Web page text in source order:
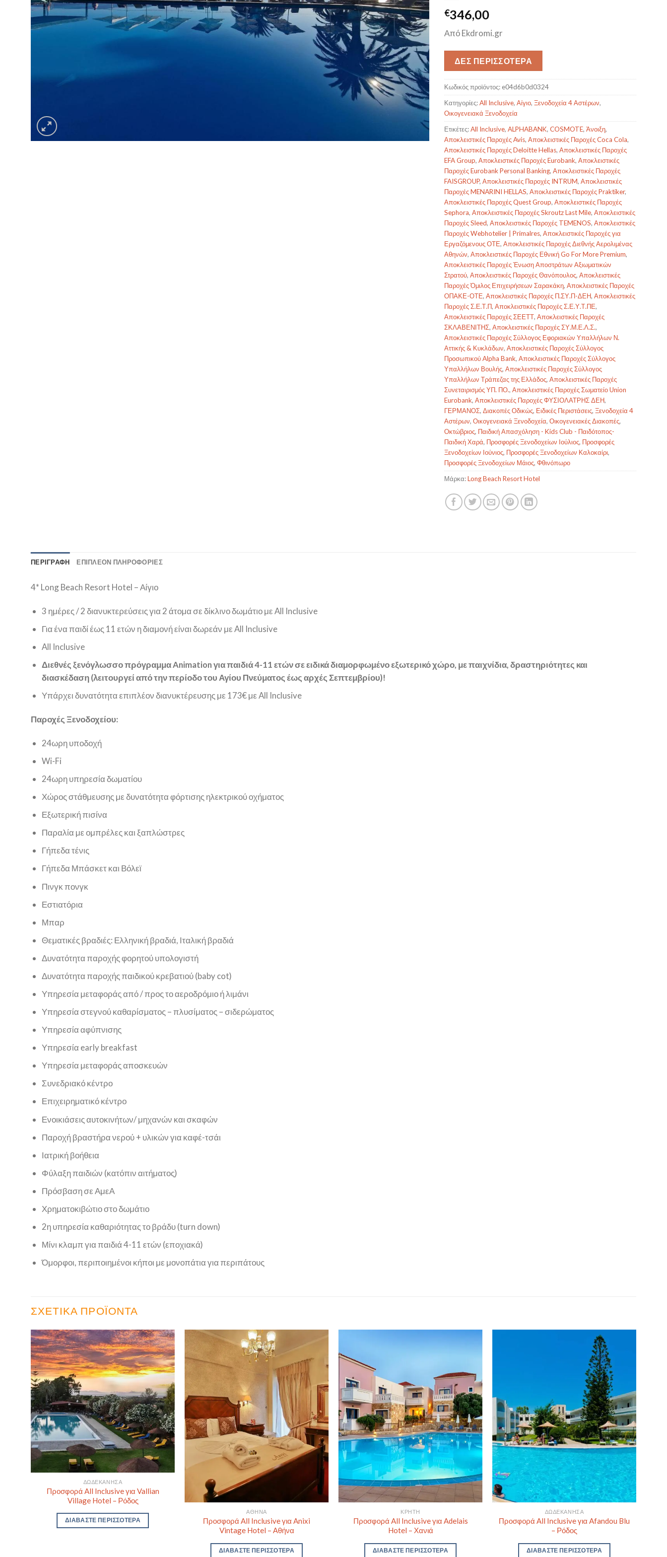
€346,00
Από Ekdromi.gr
ΔΕΣ ΠΕΡΙΣΣΟΤΕΡΑ
Κωδικός προϊόντος: e04d6b0d0324
Κατηγορίες:All Inclusive,Αίγιο,Ξενοδοχεία 4 Αστέρων,
Οικογενειακά Ξενοδοχεία
Ετικέτες:All Inclusive,ALPHABANK,COSMOTE,Άνοιξη,
Αποκλειστικές Παροχές Avis,Αποκλειστικές Παροχές Coca Cola,
Αποκλειστικές Παροχές Deloitte Hellas,Αποκλειστικές Παροχές
EFA Group,Αποκλειστικές Παροχές Eurobank,Αποκλειστικές
Παροχές Eurobank Personal Banking,Αποκλειστικές Παροχές
FAISGROUP,Αποκλειστικές Παροχές INTRUM,Αποκλειστικές
Παροχές MENARINI HELLAS,Αποκλειστικές Παροχές Praktiker,
Αποκλειστικές Παροχές Quest Group,Αποκλειστικές Παροχές
Sephora,Αποκλειστικές Παροχές Skroutz Last Mile,Αποκλειστικές
Παροχές Sleed,Αποκλειστικές Παροχές TEMENOS,Αποκλειστικές
Παροχές Webhotelier | Primalres,Αποκλειστικές Παροχές για
Εργαζόμενους ΟΤΕ,Αποκλειστικές Παροχές Διεθνής Αερολιμένας
Αθηνών,Αποκλειστικές Παροχές Εθνική Go For More Premium,
Αποκλειστικές Παροχές Ένωση Αποστράτων Αξιωματικών
Στρατού,Αποκλειστικές Παροχές Θανόπουλος,Αποκλειστικές
Παροχές Όμιλος Επιχειρήσεων Σαρακάκη,Αποκλειστικές Παροχές
ΟΠΑΚΕ-ΟΤΕ,Αποκλειστικές Παροχές Π.ΣΥ.Π-ΔΕΗ,Αποκλειστικές
Παροχές Σ.Ε.Τ.Π,Αποκλειστικές Παροχές Σ.Ε.Υ.Τ.ΠΕ,
Αποκλειστικές Παροχές ΣΕΕΤΤ,Αποκλειστικές Παροχές
ΣΚΛΑΒΕΝΙΤΗΣ,Αποκλειστικές Παροχές ΣΥ.Μ.Ε.Λ.Σ.,
Αποκλειστικές Παροχές Σύλλογος Εφοριακών Υπαλλήλων Ν.
Αττικής & Κυκλάδων,Αποκλειστικές Παροχές Σύλλογος
Προσωπικού Alpha Bank,Αποκλειστικές Παροχές Σύλλογος
Υπαλλήλων Βουλής,Αποκλειστικές Παροχές Σύλλογος
Υπαλλήλων Τράπεζας της Ελλάδος,Αποκλειστικές Παροχές
Συνεταιρισμός ΥΠ. ΠΟ.,Αποκλειστικές Παροχές Σωματείο Union
Eurobank,Αποκλειστικές Παροχές ΦΥΣΙΟΛΑΤΡΗΣ ΔΕΗ,
ΓΕΡΜΑΝΟΣ,Διακοπές Οδικώς, Ειδικές Περιστάσεις,Ξενοδοχεία 4
Αστέρων,Οικογενειακά Ξενοδοχεία,Οικογενειακές Διακοπές,
Οκτώβριος, Παιδική Απασχόληση - Kids Club - Παιδότοπος-
Παιδική Χαρά, Προσφορές Ξενοδοχείων Ιούλιος, Προσφορές
Ξενοδοχείων Ιούνιος, Προσφορές Ξενοδοχείων Καλοκαίρι,
Προσφορές Ξενοδοχείων Μάιος,Φθινόπωρο
Μάρκα:Long Beach Resort Hotel
ΠΕΡΙΓΡΑΦΉ ΕΠΙΠΛΈΟΝ ΠΛΗΡΟΦΟΡΊΕΣ
4* Long Beach Resort Hotel – Αίγιο
3 ημέρες / 2 διανυκτερεύσεις για 2 άτομα σε δίκλινο δωμάτιο με All Inclusive
Για ένα παιδί έως 11 ετών η διαμονή είναι δωρεάν με All Inclusive
All Inclusive
Διεθνές ξενόγλωσσο πρόγραμμα Animation για παιδιά 4-11 ετών σε ειδικά διαμορφωμένο εξωτερικό χώρο, με παιχνίδια, δραστηριότητες και
διασκέδαση (λειτουργεί από την περίοδο του Αγίου Πνεύματος έως αρχές Σεπτεμβρίου)!
Υπάρχει δυνατότητα επιπλέον διανυκτέρευσης με 173€ με All Inclusive
Παροχές Ξενοδοχείου:
24ωρη υποδοχή
Wi-Fi
24ωρη υπηρεσία δωματίου
Χώρος στάθμευσης με δυνατότητα φόρτισης ηλεκτρικού οχήματος
Εξωτερική πισίνα
Παραλία με ομπρέλες και ξαπλώστρες
Γήπεδα τένις
Γήπεδα Μπάσκετ και Βόλεϊ
Πινγκ πονγκ
Εστιατόρια
Μπαρ
Θεματικές βραδιές: Ελληνική βραδιά, Ιταλική βραδιά
Δυνατότητα παροχής φορητού υπολογιστή
Δυνατότητα παροχής παιδικού κρεβατιού (baby cot)
Υπηρεσία μεταφοράς από / προς το αεροδρόμιο ή λιμάνι
Υπηρεσία στεγνού καθαρίσματος – πλυσίματος – σιδερώματος
Υπηρεσία αφύπνισης
Υπηρεσία early breakfast
Υπηρεσία μεταφοράς αποσκευών
Συνεδριακό κέντρο
Επιχειρηματικό κέντρο
Ενοικιάσεις αυτοκινήτων/ μηχανών και σκαφών
Παροχή βραστήρα νερού + υλικών για καφέ-τσάι
Ιατρική βοήθεια
Φύλαξη παιδιών (κατόπιν αιτήματος)
Πρόσβαση σε ΑμεΑ
Χρηματοκιβώτιο στο δωμάτιο
2η υπηρεσία καθαριότητας το βράδυ (turn down)
Μίνι κλαμπ για παιδιά 4-11 ετών (εποχιακά)
Όμορφοι, περιποιημένοι κήποι με μονοπάτια για περιπάτους
ΣΧΕΤΙΚΆ ΠΡΟΪΌΝΤΑ
ΔΩΔΕΚΆΝΗΣΑ
Προσφορά All Inclusive για Vallian
Village Hotel – Ρόδος
ΔΙΑΒΆΣΤΕ ΠΕΡΙΣΣΌΤΕΡΑ
ΑΘΉΝΑ
Προσφορά All Inclusive για Anixi
Vintage Hotel – Αθήνα
ΔΙΑΒΆΣΤΕ ΠΕΡΙΣΣΌΤΕΡΑ
ΚΡΉΤΗ
Προσφορά All Inclusive για Adelais
Hotel – Χανιά
ΔΙΑΒΆΣΤΕ ΠΕΡΙΣΣΌΤΕΡΑ
ΔΩΔΕΚΆΝΗΣΑ
Προσφορά All Inclusive για Afandou Blu
– Ρόδος
ΔΙΑΒΆΣΤΕ ΠΕΡΙΣΣΌΤΕΡΑ